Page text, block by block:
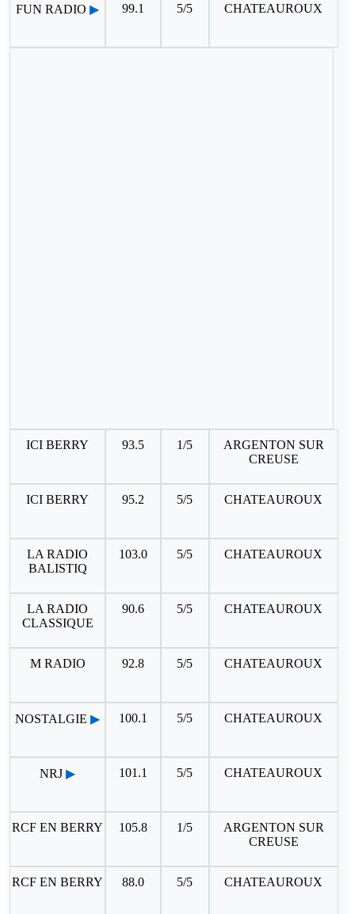
FUN RADIO ▶ 99.1 5/5 CHATEAUROUX
ICI BERRY 93.5 1/5
ARGENTON SUR
CREUSE
ICI BERRY 95.2 5/5 CHATEAUROUX
LA RADIO
BALISTIQ
103.0 5/5 CHATEAUROUX
LA RADIO
CLASSIQUE
90.6 5/5 CHATEAUROUX
M RADIO 92.8 5/5 CHATEAUROUX
NOSTALGIE ▶ 100.1 5/5 CHATEAUROUX
NRJ ▶ 101.1 5/5 CHATEAUROUX
RCF EN BERRY 105.8 1/5
ARGENTON SUR
CREUSE
RCF EN BERRY 88.0 5/5 CHATEAUROUX